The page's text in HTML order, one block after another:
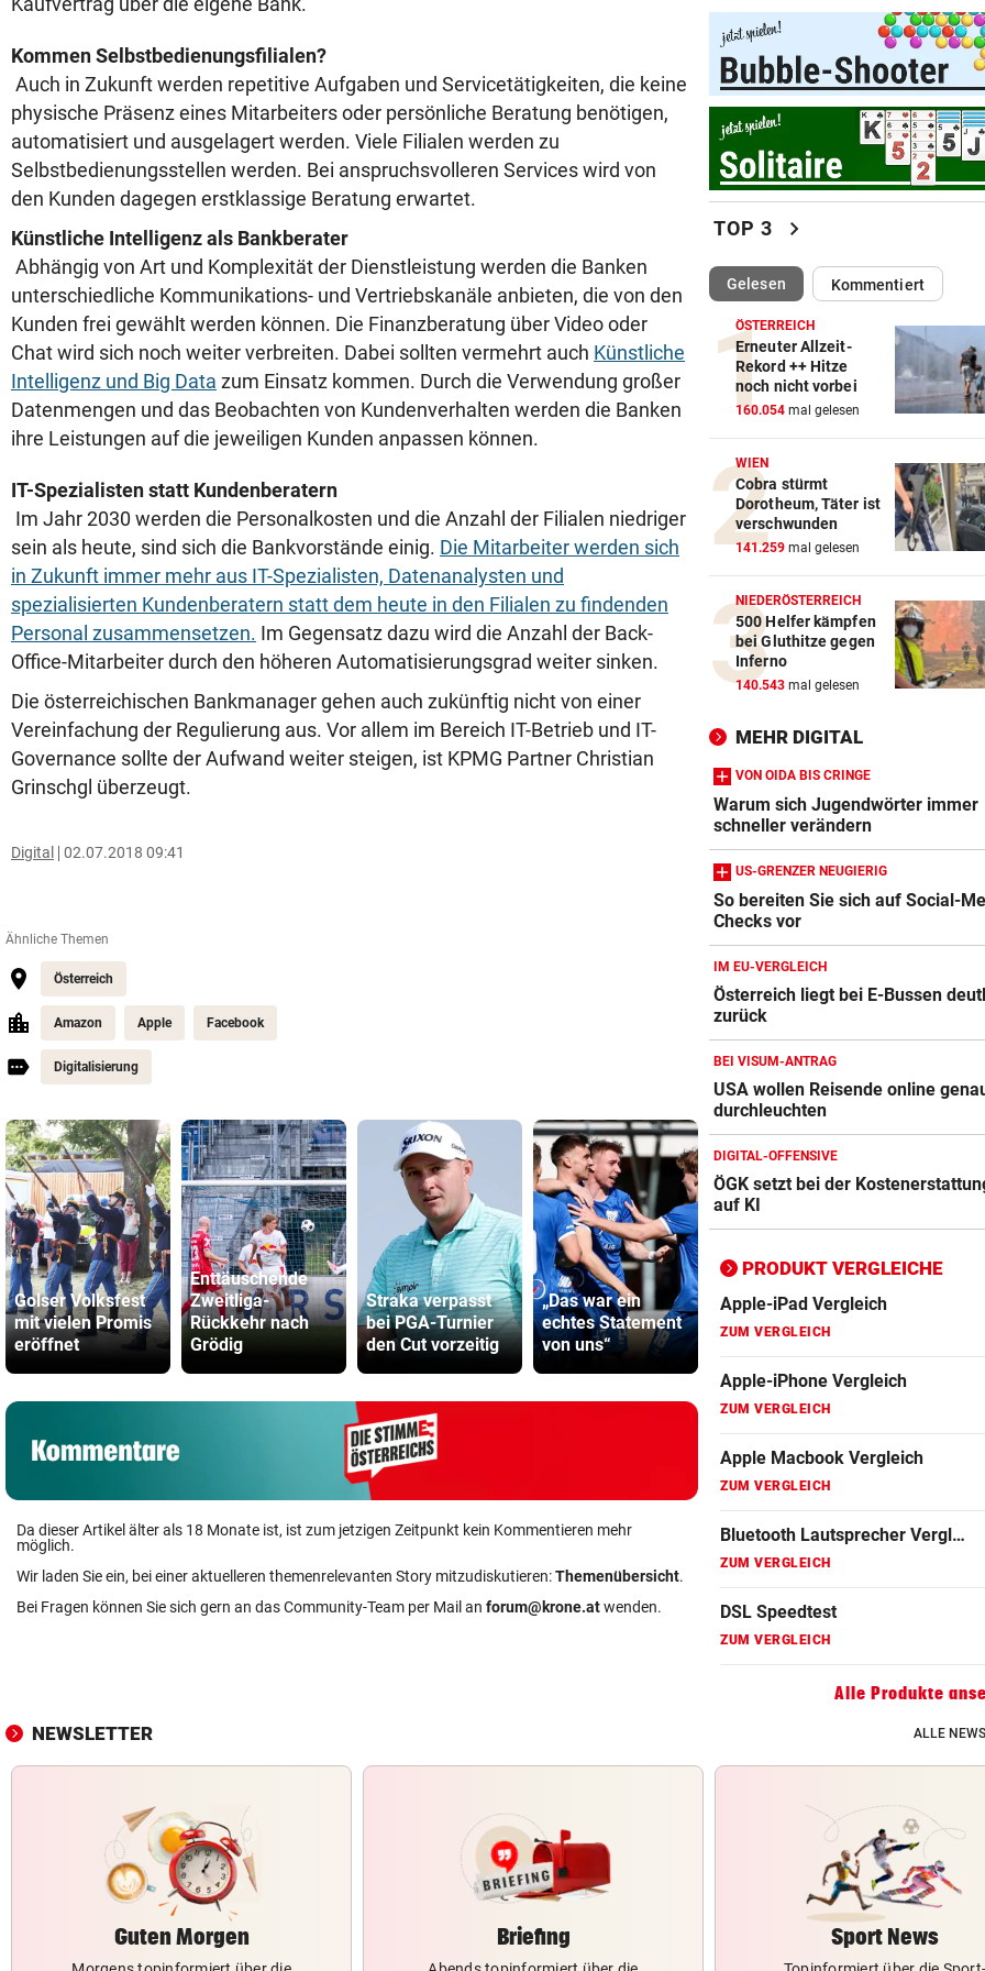
Kommen Selbstbedienungsfilialen?
Auch in Zukunft werden repetitive Aufgaben und Servicetätigkeiten, die keine
physische Präsenz eines Mitarbeiters oder persönliche Beratung benötigen,
automatisiert und ausgelagert werden. Viele Filialen werden zu
Selbstbedienungsstellen werden. Bei anspruchsvolleren Services wird von
den Kunden dagegen erstklassige Beratung erwartet.
Künstliche Intelligenz als Bankberater
Abhängig von Art und Komplexität der Dienstleistung werden die Banken
unterschiedliche Kommunikations- und Vertriebskanäle anbieten, die von den
Kunden frei gewählt werden können. Die Finanzberatung über Video oder
Chat wird sich noch weiter verbreiten. Dabei sollten vermehrt auch Künstliche
Intelligenz und Big Data zum Einsatz kommen. Durch die Verwendung großer
Datenmengen und das Beobachten von Kundenverhalten werden die Banken
ihre Leistungen auf die jeweiligen Kunden anpassen können.
IT-Spezialisten statt Kundenberatern
Im Jahr 2030 werden die Personalkosten und die Anzahl der Filialen niedriger
sein als heute, sind sich die Bankvorstände einig. Die Mitarbeiter werden sich
in Zukunft immer mehr aus IT-Spezialisten, Datenanalysten und
spezialisierten Kundenberatern statt dem heute in den Filialen zu findenden
Personal zusammensetzen. Im Gegensatz dazu wird die Anzahl der Back-
Office-Mitarbeiter durch den höheren Automatisierungsgrad weiter sinken.
Die österreichischen Bankmanager gehen auch zukünftig nicht von einer
Vereinfachung der Regulierung aus. Vor allem im Bereich IT-Betrieb und IT-
Governance sollte der Aufwand weiter steigen, ist KPMG Partner Christian
Grinschgl überzeugt.
Digital 02.07.2018 09:41
Ähnliche Themen
Österreich
Amazon Apple Facebook
Digitalisierung
Golser Volksfest
mit vielen Promis
eröffnet
Enttäuschende
Zweitliga-
Rückkehr nach
Grödig
Straka verpasst
bei PGA-Turnier
den Cut vorzeitig
„Das war ein
echtes Statement
von uns“
Stockers Burger |
Da dieser Artikel älter als 18 Monate ist, ist zum jetzigen Zeitpunkt kein Kommentieren mehr
möglich.
Wir laden Sie ein, bei einer aktuelleren themenrelevanten Story mitzudiskutieren:Themenübersicht.
Bei Fragen können Sie sich gern an das Community-Team per Mail an forum@krone.atwenden.
Luxus am Meer! Sabalenka
gewährt private Einblicke
„IHR SEID DER HAMMER!“ vor
Feuerwehr befreite Kalb aus
misslicher Lage
FUSSBALL-FANS FEIERN vor
Hochgefühle dank
LIEFERING VERLIERT
Enttäuschende Zweitliga-
Rückkehr nach Grödig
2. LIGA – 2. RUNDE vor
Fehlstart komplett! Nächste
für St. Pölten
WANDERER AUSGEFLOGEN vor
Wieder Muren nach
Dramatik im Valser Tal
IN GREENSBORO vor
Straka verpasst bei PGA-
den Cut vorzeitig
Bayern kassiert Millionen –
TOP 3 chevron_right
Gelesen(ausgewählt)Kommentiert
ÖSTERREICH
Erneuter Allzeit-
Rekord ++ Hitze
noch nicht vorbei
160.054 mal gelesen
WIEN
Cobra stürmt
Dorotheum, Täter ist
verschwunden
141.259 mal gelesen
NIEDERÖSTERREICH
500 Helfer kämpfen
bei Gluthitze gegen
Inferno
140.543 mal gelesen
MEHR DIGITAL
VON OIDA BIS CRINGE
Warum sich Jugendwörter immer
schneller verändern
US-GRENZER NEUGIERIG
So bereiten Sie sich auf Social-
Checks vor
IM EU-VERGLEICH
Österreich liegt bei E-Bussen
zurück
BEI VISUM-ANTRAG
USA wollen Reisende online
durchleuchten
DIGITAL-OFFENSIVE
ÖGK setzt bei der
auf KI
PRODUKT VERGLEICHE
Amazon-Kindle Vergleich
ZUM VERGLEICH
Apple-iPad Vergleich
ZUM VERGLEICH
ZUM VERGLEICH
Apple Macbook Vergleich
ZUM VERGLEICH
Bluetooth Lautsprecher Vergleich
ZUM VERGLEICH
DSL Speedtest
ZUM VERGLEICH
Fernseher Vergleich
ZUM VERGLEICH
Fritz Repeater Vergleich
ZUM VERGLEICH
Gaming Laptop Vergleich
ZUM VERGLEICH
Grafikkarten Vergleich
ZUM VERGLEICH
Alle Produkte
NEWSLETTER ALLE
Guten Morgen Briefing Sport News